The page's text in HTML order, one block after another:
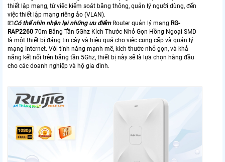
thiết lập mạng, từ việc kiểm soát băng thông, quản lý người dùng, đến
việc thiết lập mạng riêng ảo (VLAN).
💷Có thể nhìn nhận lại những ưu điểm Router quản lý mạng RG-
RAP2260 70m Băng Tần 5Ghz Kích Thước Nhỏ Gọn Hồng Ngoại SMD
là một thiết bị đáng tin cậy và hiệu quả cho việc cung cấp và quản lý
mạng Internet. Với tính năng mạnh mẽ, kích thước nhỏ gọn, và khả
năng kết nối trên băng tần 5Ghz, thiết bị này sẽ là lựa chọn hàng đầu
cho các doanh nghiệp và hộ gia đình.